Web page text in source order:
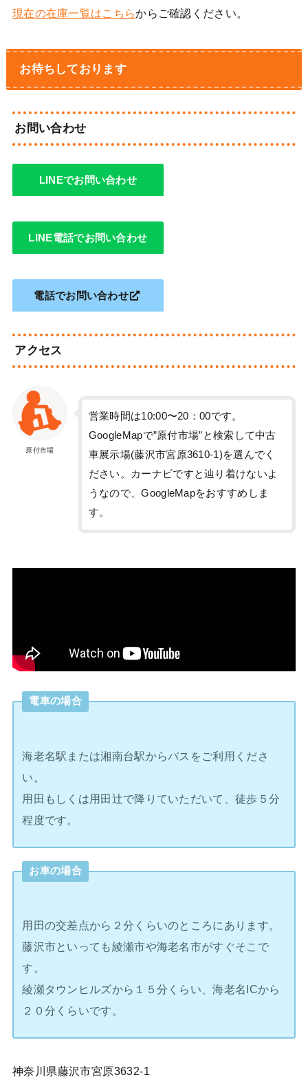
現在の在庫一覧はこちらからご確認ください。
お待ちしております
お問い合わせ
LINEでお問い合わせ
LINE電話でお問い合わせ
電話でお問い合わせ
アクセス
原付市場
営業時間は10:00〜20：00です。
GoogleMapで”原付市場”と検索して中古
車展示場(藤沢市宮原3610-1)を選んでく
ださい。カーナビですと辿り着けないよ
うなので、GoogleMapをおすすめしま
す。
電車の場合
海老名駅または湘南台駅からバスをご利用くださ
い。
用田もしくは用田辻で降りていただいて、徒歩５分
程度です。
お車の場合
用田の交差点から２分くらいのところにあります。
藤沢市といっても綾瀬市や海老名市がすぐそこで
す。
綾瀬タウンヒルズから１５分くらい、海老名ICから
２０分くらいです。
神奈川県藤沢市宮原3632-1